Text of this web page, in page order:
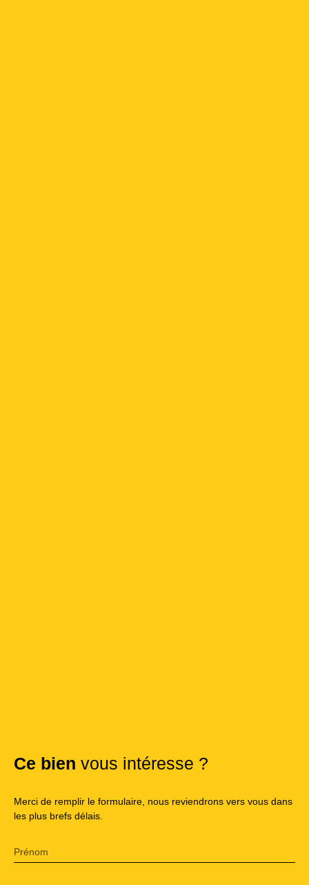
Ce bien vous intéresse ?
Merci de remplir le formulaire, nous reviendrons vers vous dans
les plus brefs délais.
Prénom